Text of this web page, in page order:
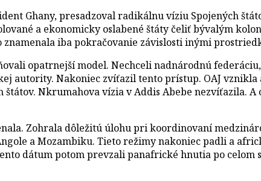
Ghany, presadzoval radikálnu víziu Spojených
a ekonomicky oslabené štáty čeliť bývalým
iba pokračovanie závislosti inými
opatrnejší model. Nechceli nadnárodnú
autority. Nakoniec zvíťazil tento prístup. OAJ
Nkrumahova vízia v Addis Abebe nezvíťazila.
Zohrala dôležitú úlohu pri koordinovaní
a Mozambiku. Tieto režimy nakoniec padli a
dátum potom prevzali panafrické hnutia po celom